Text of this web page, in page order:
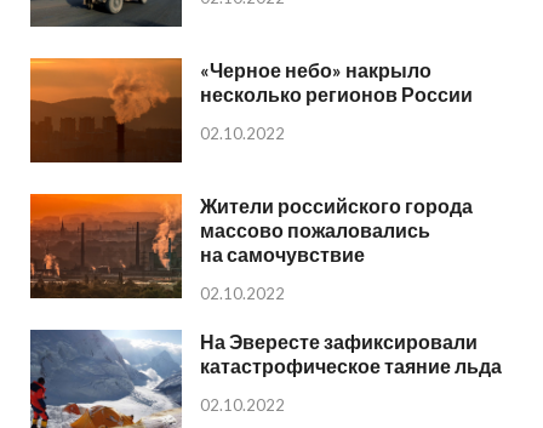
«Черное небо» накрыло
несколько регионов России
02.10.2022
Жители российского города
массово пожаловались
на самочувствие
02.10.2022
На Эвересте зафиксировали
катастрофическое таяние льда
02.10.2022